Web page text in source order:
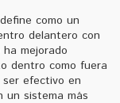
como un
delantero con
mejorado
dentro como fuera
efectivo en
un sistema más